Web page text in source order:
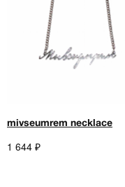
mivseumrem necklace
1 644 ₽